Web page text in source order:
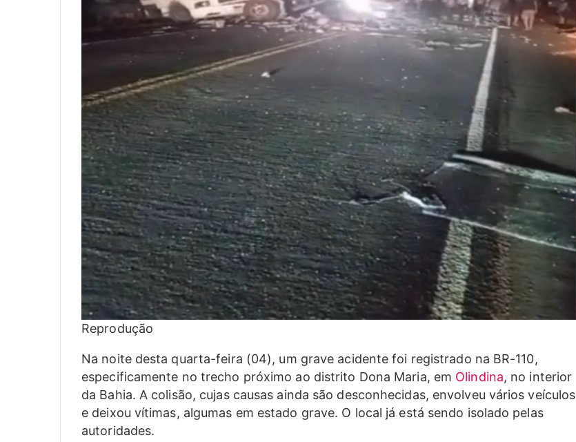
Reprodução
Na noite desta quarta-feira (04), um grave acidente foi registrado na BR-110,
especificamente no trecho próximo ao distrito Dona Maria, em Olindina, no interior
da Bahia. A colisão, cujas causas ainda são desconhecidas, envolveu vários veículos
e deixou vítimas, algumas em estado grave. O local já está sendo isolado pelas
autoridades.